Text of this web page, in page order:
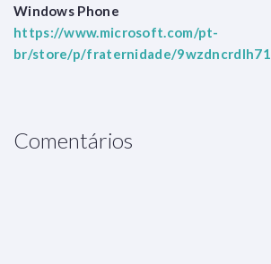
Windows Phone
https://www.microsoft.com/pt-
br/store/p/fraternidade/9wzdncrdlh71
Comentários